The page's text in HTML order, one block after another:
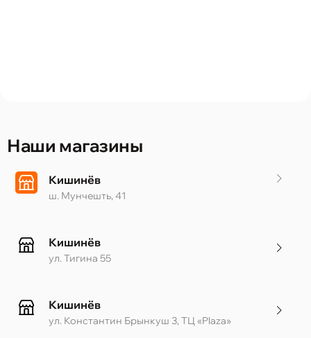
Наши магазины
Кишинёв
ш. Мунчешть, 41
Кишинёв
ул. Тигина 55
Кишинёв
ул. Константин Брынкуш 3, ТЦ «Plaza»